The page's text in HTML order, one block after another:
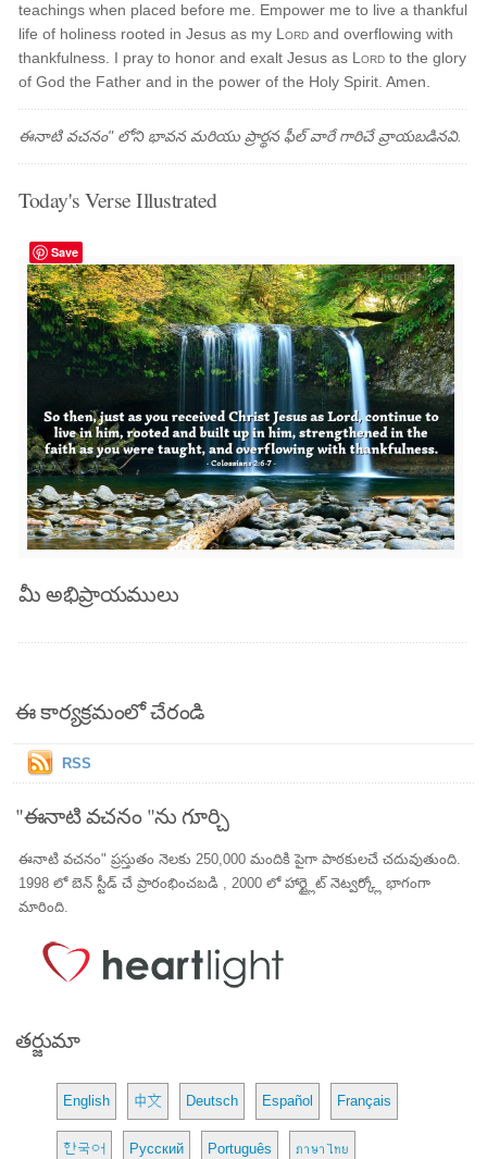
teachings when placed before me. Empower me to live a thankful
life of holiness rooted in Jesus as my Lord and overflowing with
thankfulness. I pray to honor and exalt Jesus as Lord to the glory
of God the Father and in the power of the Holy Spirit. Amen.
ఈనాటి వచనం" లోని భావన మరియు ప్రార్థన ఫీల్ వారే గారిచే వ్రాయబడినవి.
Today's Verse Illustrated
Save
మీ అభిప్రాయములు
ఈ కార్యక్రమంలో చేరండి
RSS
"ఈనాటి వచనం "ను గూర్చి
ఈనాటి వచనం" ప్రస్తుతం నెలకు 250,000 మందికి పైగా పాఠకులచే చదువుతుంది.
1998 లో బెన్ స్టీడ్ చే ప్రారంభించబడి , 2000 లో హార్ట్లైట్ నెట్వర్క్లో భాగంగా
మారింది.
తర్జుమా
English 中文 Deutsch Español Français
한국어 Русский Português ภาษาไทย